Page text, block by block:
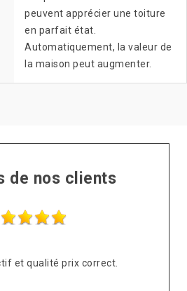
peuvent apprécier une toiture
en parfait état.
Automatiquement, la valeur de
la maison peut augmenter.
de nos clients
et qualité prix correct.